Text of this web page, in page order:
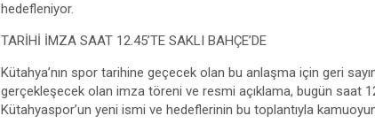
hedefleniyor.
TARİHİ İMZA SAAT 12.45’TE SAKLI BAHÇE’DE
Kütahya’nın spor tarihine geçecek olan bu anlaşma için geri
gerçekleşecek olan imza töreni ve resmi açıklama, bugün saat
Kütahyaspor’un yeni ismi ve hedeflerinin bu toplantıyla